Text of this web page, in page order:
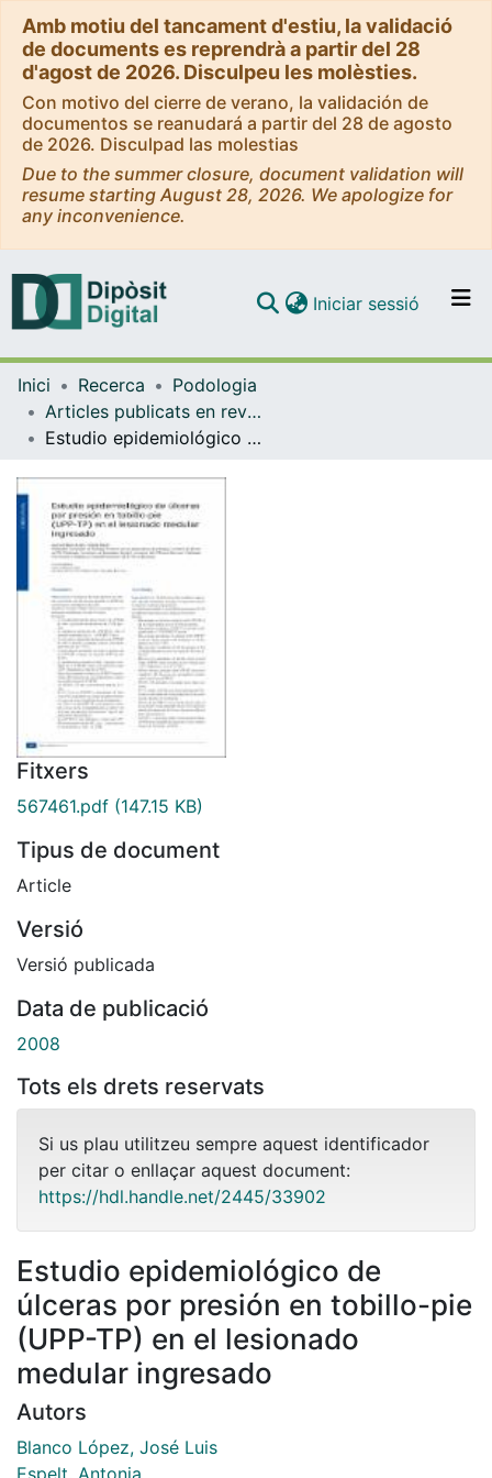
Amb motiu del tancament d'estiu, la validació
de documents es reprendrà a partir del 28
d'agost de 2026. Disculpeu les molèsties.
Con motivo del cierre de verano, la validación de
documentos se reanudará a partir del 28 de agosto
de 2026. Disculpad las molestias
Due to the summer closure, document validation will
resume starting August 28, 2026. We apologize for
any inconvenience.
Navega per tot el DD
Iniciar sessió (current)
Inici Recerca
Podologia
Articles publicats en revistes (Podologia)
Estudio epidemiológico de úlceras por presión en tobillo-pie (UPP-TP) en el lesionado medular ingresado
Fitxers
567461.pdf (147.15 KB)
Tipus de document
Article
Versió
Versió publicada
Data de publicació
2008
Tots els drets reservats
Si us plau utilitzeu sempre aquest identificador
per citar o enllaçar aquest document:
https://hdl.handle.net/2445/33902
Estudio epidemiológico de
úlceras por presión en tobillo-pie
(UPP-TP) en el lesionado
medular ingresado
Autors
Blanco López, José Luis
Espelt, Antonia